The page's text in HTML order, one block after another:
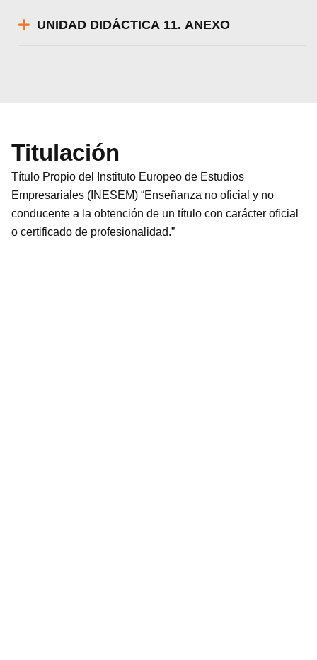
UNIDAD DIDÁCTICA 11. ANEXO
Titulación
Título Propio del Instituto Europeo de Estudios
Empresariales (INESEM) “Enseñanza no oficial y no
conducente a la obtención de un título con carácter oficial
o certificado de profesionalidad.”